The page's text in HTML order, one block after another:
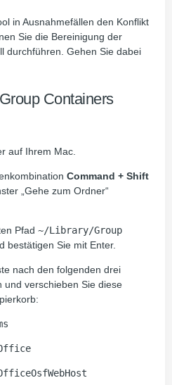
in Ausnahmefällen den Konflikt
Sie die Bereinigung der
durchführen. Gehen Sie dabei
Containers
auf Ihrem Mac.
Command + Shift
„Gehe zum Ordner“
Pfad ~/Library/Group
bestätigen Sie mit Enter.
nach den folgenden drei
und verschieben Sie diese